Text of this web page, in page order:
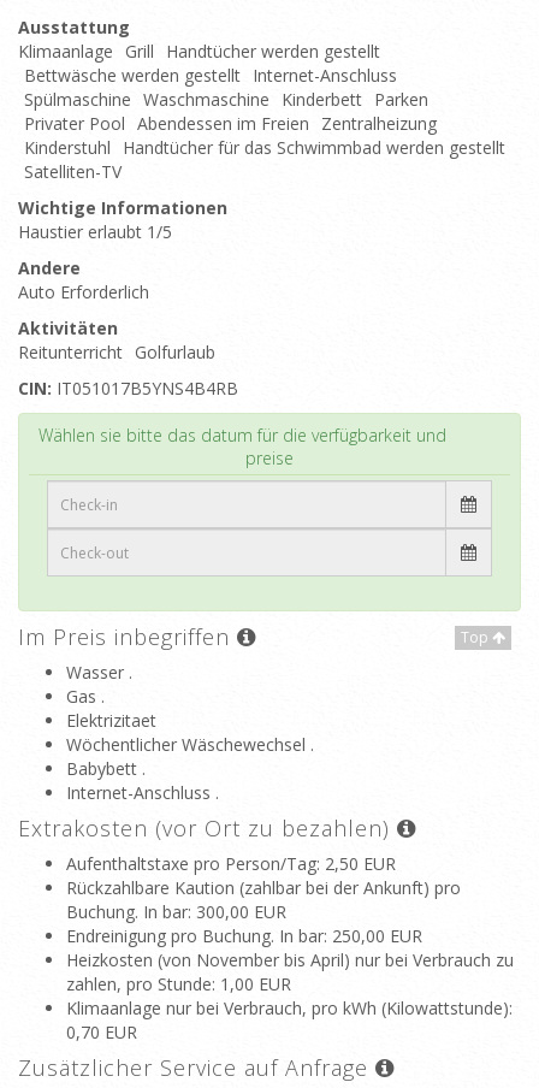
Ausstattung
Klimaanlage
Grill
Handtücher werden gestellt
Bettwäsche werden gestellt Internet-Anschluss
Spülmaschine Waschmaschine Kinderbett Parken
Privater Pool Abendessen im Freien
Zentralheizung
Kinderstuhl
Handtücher für das Schwimmbad werden gestellt
Satelliten-TV
Wichtige Informationen
Haustier erlaubt 1/5
Andere
Auto Erforderlich
Aktivitäten
Reitunterricht Golfurlaub
CIN: IT051017B5YNS4B4RB
Wählen sie bitte das datum für die verfügbarkeit und
preise
Top
Im Preis inbegriffen
Wasser .
Gas .
Elektrizitaet
Wöchentlicher Wäschewechsel .
Babybett .
Internet-Anschluss .
Extrakosten (vor Ort zu bezahlen)
Aufenthaltstaxe pro Person/Tag: 2,50 EUR
Rückzahlbare Kaution (zahlbar bei der Ankunft) pro
Buchung. In bar: 300,00 EUR
Endreinigung pro Buchung. In bar: 250,00 EUR
Heizkosten (von November bis April) nur bei Verbrauch zu
zahlen, pro Stunde: 1,00 EUR
Klimaanlage nur bei Verbrauch, pro kWh (Kilowattstunde):
0,70 EUR
Zusätzlicher Service auf Anfrage